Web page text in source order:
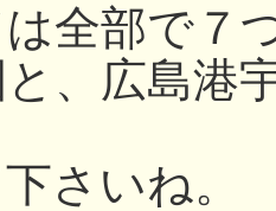
は全部
、広島港
さいね。